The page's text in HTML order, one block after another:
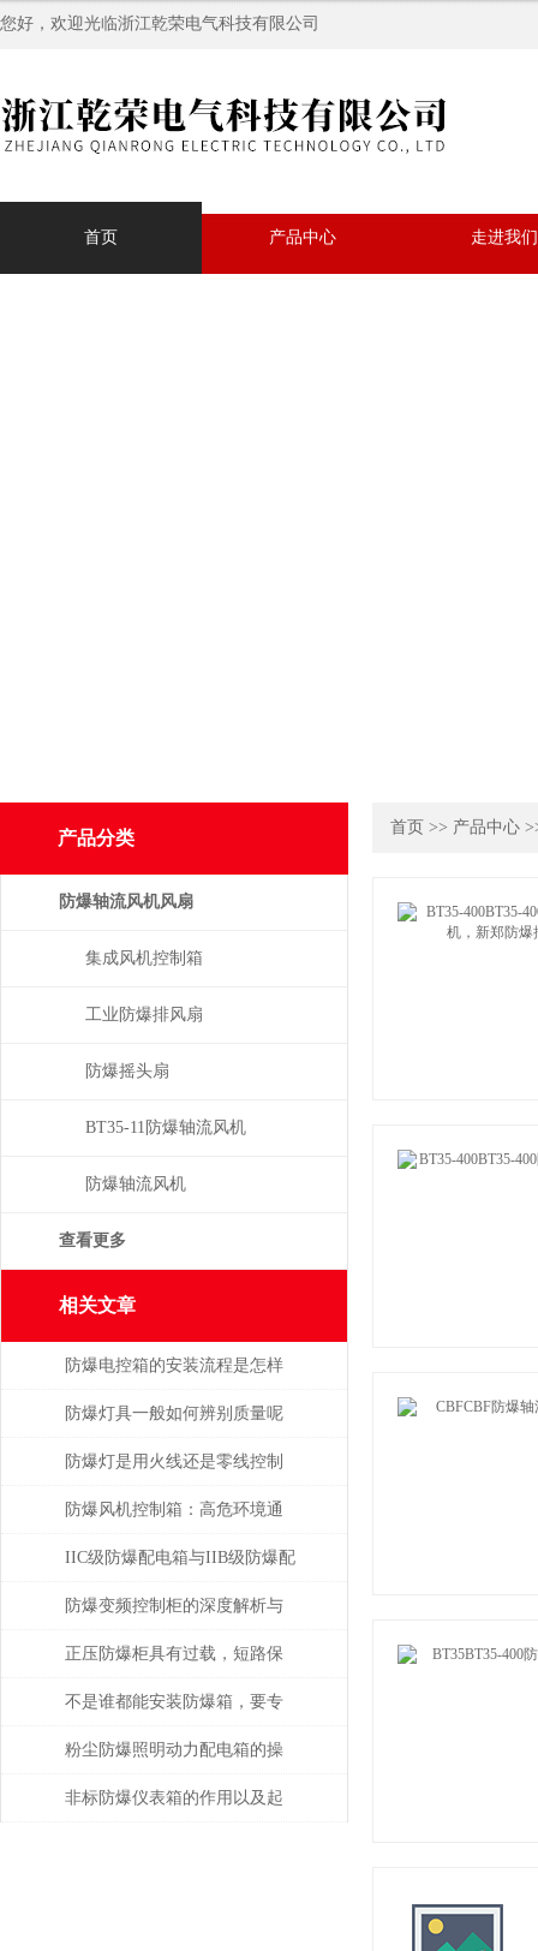
您好，欢迎光临浙江乾荣电气科技有限公司
首页 产品中心 走进我们
产品分类
防爆轴流风机风扇
集成风机控制箱
工业防爆排风扇
防爆摇头扇
BT35-11防爆轴流风机
防爆轴流风机
查看更多
相关文章
防爆电控箱的安装流程是怎样
的？一文带你学会
防爆灯具一般如何辨别质量呢
防爆灯是用火线还是零线控制
防爆风机控制箱：高危环境通
风系统的核心控制单元
IIC级防爆配电箱与IIB级防爆配
电箱的不同之处
防爆变频控制柜的深度解析与
应用探讨
正压防爆柜具有过载，短路保
护功能
不是谁都能安装防爆箱，要专
业人士才行
粉尘防爆照明动力配电箱的操
作方法和应用常见问题
非标防爆仪表箱的作用以及起
首页 >> 产品中心